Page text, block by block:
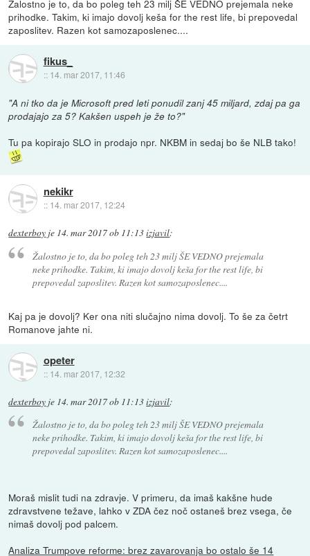
Žalostno je to, da bo poleg teh 23 milj ŠE VEDNO prejemala neke
prihodke. Takim, ki imajo dovolj keša for the rest life, bi prepovedal
zaposlitev. Razen kot samozaposlenec....
fikus_
:: 14. mar 2017, 11:46
"A ni tko da je Microsoft pred leti ponudil zanj 45 miljard, zdaj pa ga
prodajajo za 5? Kakšen uspeh je že to?"
Tu pa kopirajo SLO in prodajo npr. NKBM in sedaj bo še NLB tako!
nekikr
:: 14. mar 2017, 12:24
dexterboy je 14. mar 2017 ob 11:13izjavil:
Žalostno je to, da bo poleg teh 23 milj ŠE VEDNO prejemala
neke prihodke. Takim, ki imajo dovolj keša for the rest life, bi
prepovedal zaposlitev. Razen kot samozaposlenec....
Kaj pa je dovolj? Ker ona niti slučajno nima dovolj. To še za četrt
Romanove jahte ni.
opeter
:: 14. mar 2017, 12:32
dexterboy je 14. mar 2017 ob 11:13izjavil:
Žalostno je to, da bo poleg teh 23 milj ŠE VEDNO prejemala
neke prihodke. Takim, ki imajo dovolj keša for the rest life, bi
prepovedal zaposlitev. Razen kot samozaposlenec....
Moraš mislit tudi na zdravje. V primeru, da imaš kakšne hude
zdravstvene težave, lahko v ZDA čez noč ostaneš brez vsega, če
nimaš dovolj pod palcem.
Analiza Trumpove reforme: brez zavarovanja bo ostalo še 14